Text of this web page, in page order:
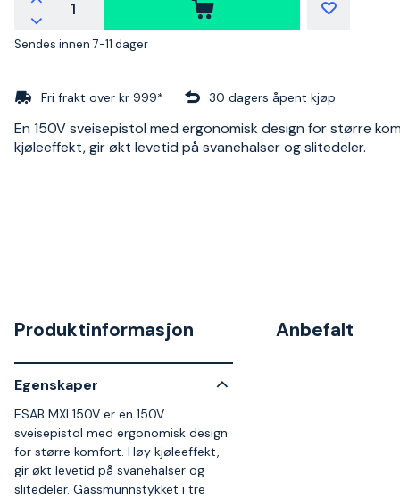
Sendes innen 7-11 dager
Fri frakt over kr 999* 30 dagers åpent kjøp
En 150V sveisepistol med ergonomisk design for større
kjøleeffekt, gir økt levetid på svanehalser og slitedeler.
Produktinformasjon
Egenskaper
ESAB MXL150V er en 150V
sveisepistol med ergonomisk design
for større komfort. Høy kjøleeffekt,
gir økt levetid på svanehalser og
slitedeler. Gassmunnstykket i tre
Anbefalt